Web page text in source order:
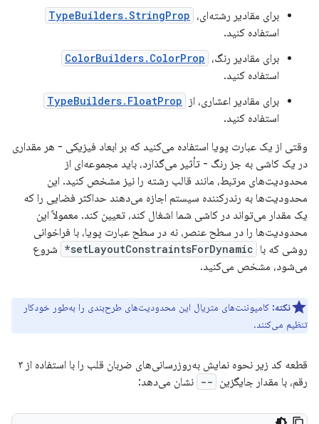
برای مقادیر رشته‌ای، TypeBuilders.StringProp
استفاده کنید.
برای مقادیر رنگ، ColorBuilders.ColorProp
استفاده کنید.
برای مقادیر اعشاری، از
TypeBuilders.FloatProp
استفاده کنید.
وقتی از یک عبارت پویا استفاده می‌کنید که بر ابعاد فیزیکی - هر مقداری
در یک کاشی به جز رنگ - تأثیر می‌گذارد، باید مجموعه‌ای از
محدودیت‌های مرتبط، مانند قالب رشته را نیز مشخص کنید. این
محدودیت‌ها به رندرکننده سیستم اجازه می‌دهند حداکثر فضایی را که
یک مقدار می‌تواند در کاشی شما اشغال کند، تعیین کند. معمولاً این
محدودیت‌ها را در سطح عنصر، نه در سطح عبارت پویا، با فراخوانی
روشی که با setLayoutConstraintsForDynamic*
شروع
می‌شود، مشخص می‌کنید.
نکته: کامپوننت‌های متریال این محدودیت‌های طرح‌بندی را به‌طور خودکار
تنظیم می‌کنند.
قطعه کد زیر نحوه نمایش به‌روزرسانی‌های ضربان قلب را با استفاده از ۳
رقم، با مقدار جایگزین -- نشان می‌دهد: